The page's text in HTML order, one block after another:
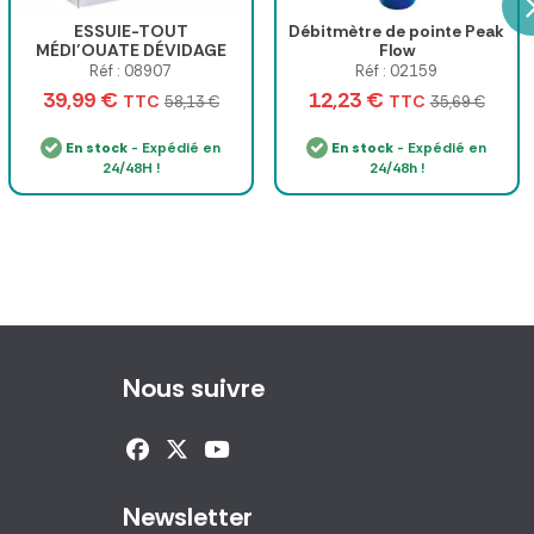
ESSUIE-TOUT
MÉDI’OUATE DÉVIDAGE
CENTRAL WS MEDICLINIC
- colis de 16 rouleaux
Réf : 08907
39,99 € TTC 58,13 €
En stock - Expédié en
24/48H !
Débitmètre de pointe Peak
Flow
Réf : 02159
12,23 € TTC 35,69 €
En stock - Expédié en
24/48h !
Nous suivre
Newsletter